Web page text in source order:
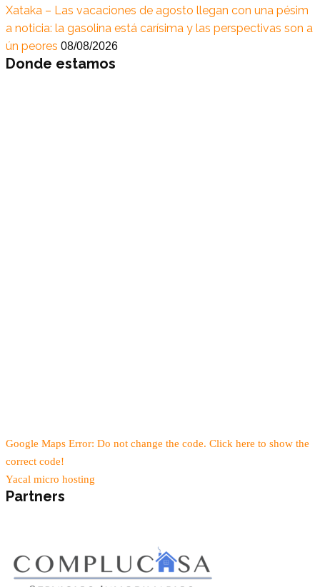
Xataka – Las vacaciones de agosto llegan con una pésim
a noticia: la gasolina está carísima y las perspectivas son a
ún peores 08/08/2026
Donde estamos
Google Maps Error: Do not change the code. Click here to show the
correct code!
Yacal micro hosting
Partners